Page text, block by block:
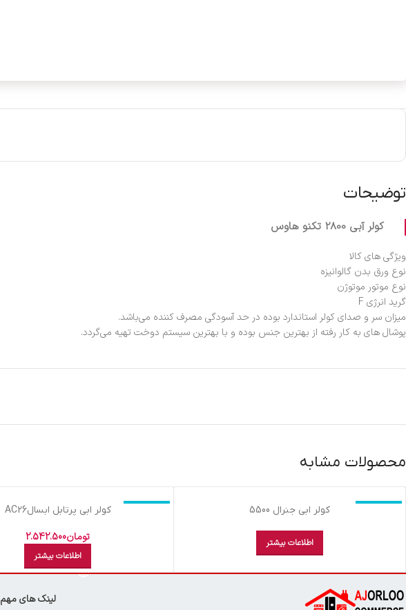
توضیحات
کولر آبي 2800 تکنو هاوس
ویژگی های کالا
نوع ورق بدن گالوانیزه
نوع موتور موتوژن
گرید انرژی F
میزان سر و صدای کولر استاندارد بوده در حد آسودگی مصرف کننده می‌باشد.
پوشال‌ های به کار رفته از بهترین جنس بوده و با بهترین سیستم دوخت تهیه می‌گردد.
محصولات مشابه
کولر ابي جنرال 5500
اطلاعات بیشتر
کولر ابي پرتابل ابسالAC26
تومان2.542.500
اطلاعات بیشتر
لینک های مهم